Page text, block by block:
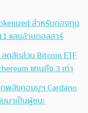
สำหรับกองทุน
แสนล้านดอลลาร์
ดสัดส่วน Bitcoin ETF
แทนถึง 3 เท่า
พลังคอมมูฯ Cardano
มาเป็นผู้ชนะ